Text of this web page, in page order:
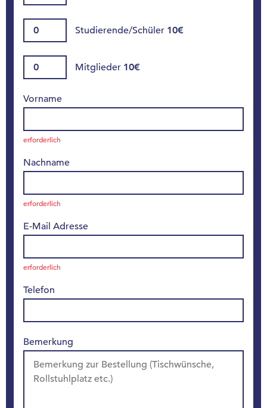
Studierende/Schüler 10€
Mitglieder 10€
Vorname
erforderlich
Nachname
erforderlich
E-Mail Adresse
erforderlich
Telefon
Bemerkung